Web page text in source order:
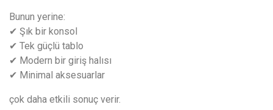
Bunun yerine:
✔ Şık bir konsol
✔ Tek güçlü tablo
✔ Modern bir giriş halısı
✔ Minimal aksesuarlar
çok daha etkili sonuç verir.